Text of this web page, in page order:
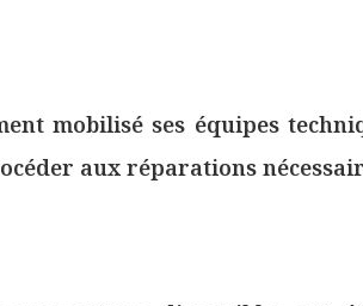
mobilisé ses équipes
aux réparations